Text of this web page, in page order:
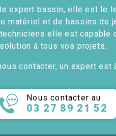
expert bassin, elle est le
matériel et de bassins de
elle est capable
solution à tous vos projets.
contacter, un expert est
Nous contacter au
03 27 89 21 52